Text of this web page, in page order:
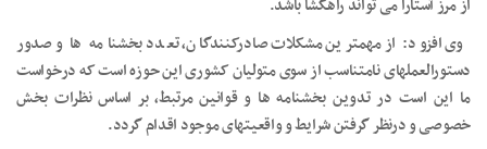
از مرز آستارا می تواند راهگشا باشد.
وی افزود: از مهمترین مشکلات صادرکنندگان، تعدد بخشنامه ها و صدور
دستورالعملهای نامتناسب از سوی متولیان کشوری این حوزه است که درخواست
ما این است در تدوین بخشنامه ها و قوانین مرتبط، بر اساس نظرات بخش
خصوصی و درنظر گرفتن شرایط و واقعیتهای موجود اقدام گردد.